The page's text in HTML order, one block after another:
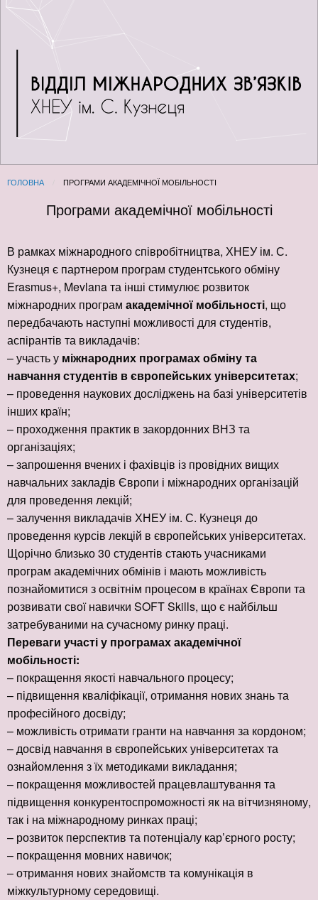
ГОЛОВНА CURRENT:
ПРОГРАМИ АКАДЕМІЧНОЇ МОБІЛЬНОСТІ
Програми академічної мобільності
В рамках міжнародного співробітництва, ХНЕУ ім. С.
Кузнеця є партнером програм студентського обміну
Erasmus+, Mevlana та інші стимулює розвиток
міжнародних програм академічної мобільності, що
передбачають наступні можливості для студентів,
аспірантів та викладачів:
– участь у міжнародних програмах обміну та
навчання студентів в європейських університетах;
– проведення наукових досліджень на базі університетів
інших країн;
– проходження практик в закордонних ВНЗ та
організаціях;
– запрошення вчених і фахівців із провідних вищих
навчальних закладів Європи і міжнародних організацій
для проведення лекцій;
– залучення викладачів ХНЕУ ім. С. Кузнеця до
проведення курсів лекцій в європейських університетах.
Щорічно близько 30 студентів стають учасниками
програм академічних обмінів і мають можливість
познайомитися з освітнім процесом в країнах Європи та
розвивати свої навички SOFT Skills, що є найбільш
затребуваними на сучасному ринку праці.
Переваги участі у програмах академічної
мобільності:
– покращення якості навчального процесу;
– підвищення кваліфікації, отримання нових знань та
професійного досвіду;
– можливість отримати гранти на навчання за кордоном;
– досвід навчання в європейських університетах та
ознайомлення з їх методиками викладання;
– покращення можливостей працевлаштування та
підвищення конкурентоспроможності як на вітчизняному,
так і на міжнародному ринках праці;
– розвиток перспектив та потенціалу кар’єрного росту;
– покращення мовних навичок;
– отримання нових знайомств та комунікація в
міжкультурному середовищі.